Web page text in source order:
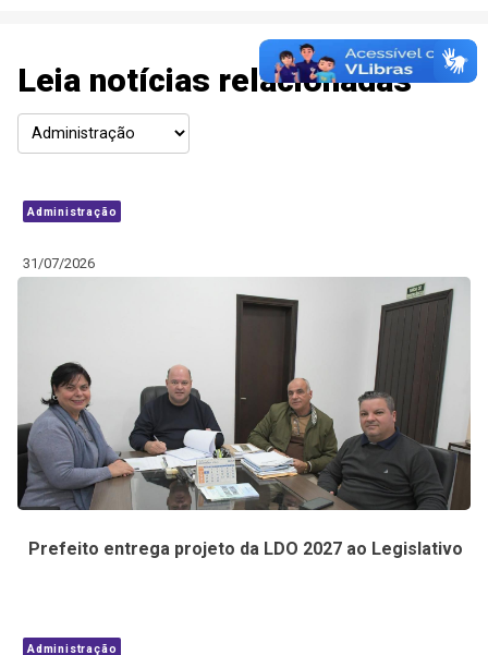
Leia notícias relacionadas
Administração
31/07/2026
Prefeito entrega projeto da LDO 2027 ao Legislativo
Administração